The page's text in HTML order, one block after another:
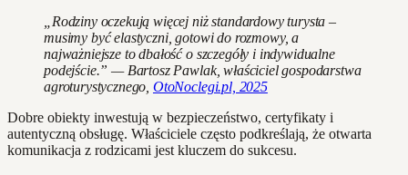
„Rodziny oczekują więcej niż standardowy turysta –
musimy być elastyczni, gotowi do rozmowy, a
najważniejsze to dbałość o szczegóły i indywidualne
podejście.” — Bartosz Pawlak, właściciel gospodarstwa
agroturystycznego, OtoNoclegi.pl, 2025
Dobre obiekty inwestują w bezpieczeństwo, certyfikaty i
autentyczną obsługę. Właściciele często podkreślają, że otwarta
komunikacja z rodzicami jest kluczem do sukcesu.